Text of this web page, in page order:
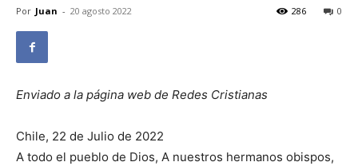
Por Juan - 20 agosto 2022 0
286
Enviado a la página web de Redes Cristianas
Chile, 22 de Julio de 2022
A todo el pueblo de Dios, A nuestros hermanos obispos,